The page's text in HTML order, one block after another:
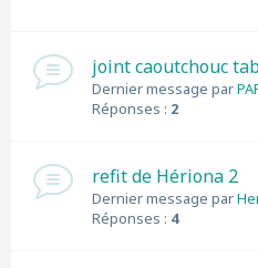
joint caoutchouc
Dernier message par
Réponses : 2
refit de Hériona 2
Dernier message par
Réponses : 4